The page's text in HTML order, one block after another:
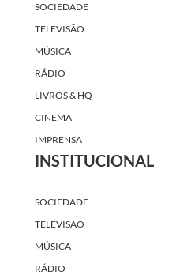
SOCIEDADE
TELEVISÃO
MÚSICA
RÁDIO
LIVROS & HQ
CINEMA
IMPRENSA
INSTITUCIONAL
SOCIEDADE
TELEVISÃO
MÚSICA
RÁDIO